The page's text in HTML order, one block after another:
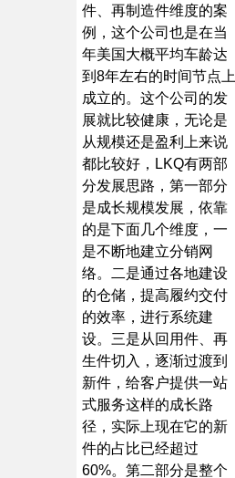
件、再制造件维度的案
例，这个公司也是在当
年美国大概平均车龄达
到8年左右的时间节点上
成立的。这个公司的发
展就比较健康，无论是
从规模还是盈利上来说
都比较好，LKQ有两部
分发展思路，第一部分
是成长规模发展，依靠
的是下面几个维度，一
是不断地建立分销网
络。二是通过各地建设
的仓储，提高履约交付
的效率，进行系统建
设。三是从回用件、再
生件切入，逐渐过渡到
新件，给客户提供一站
式服务这样的成长路
径，实际上现在它的新
件的占比已经超过
60%。第二部分是整个